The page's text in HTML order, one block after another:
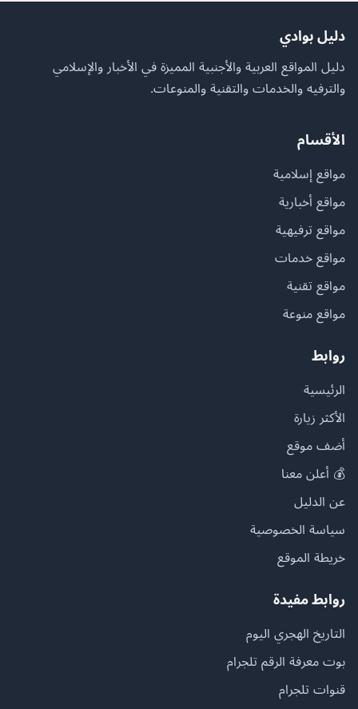
دليل بوادي
دليل المواقع العربية والأجنبية المميزة في الأخبار والإسلامي
والترفيه والخدمات والتقنية والمنوعات.
الأقسام
مواقع إسلامية
مواقع أخبارية
مواقع ترفيهية
مواقع خدمات
مواقع تقنية
مواقع منوعة
روابط
الرئيسية
الأكثر زيارة
أضف موقع
💰 أعلن معنا
عن الدليل
سياسة الخصوصية
خريطة الموقع
روابط مفيدة
التاريخ الهجري اليوم
بوت معرفة الرقم تلجرام
قنوات تلجرام